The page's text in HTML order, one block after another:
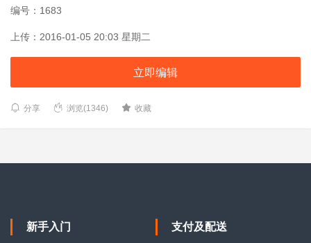
编号：1683
上传：2016-01-05 20:03 星期二
立即编辑
分享 浏览(1346) 收藏
新手入门 支付及配送